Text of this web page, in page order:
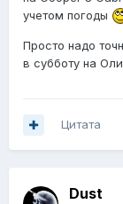
учетом погоды
Просто надо
в субботу на
Цитата
Dust